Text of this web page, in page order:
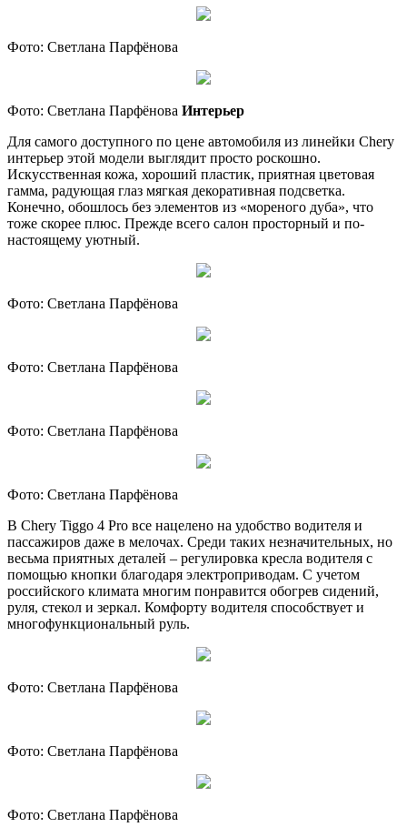
Фото: Светлана Парфёнова
Фото: Светлана Парфёнова Интерьер
Для самого доступного по цене автомобиля из линейки Chery
интерьер этой модели выглядит просто роскошно.
Искусственная кожа, хороший пластик, приятная цветовая
гамма, радующая глаз мягкая декоративная подсветка.
Конечно, обошлось без элементов из «мореного дуба», что
тоже скорее плюс. Прежде всего салон просторный и по-
настоящему уютный.
Фото: Светлана Парфёнова
Фото: Светлана Парфёнова
Фото: Светлана Парфёнова
Фото: Светлана Парфёнова
В Chery Tiggo 4 Pro все нацелено на удобство водителя и
пассажиров даже в мелочах. Среди таких незначительных, но
весьма приятных деталей – регулировка кресла водителя с
помощью кнопки благодаря электроприводам. С учетом
российского климата многим понравится обогрев сидений,
руля, стекол и зеркал. Комфорту водителя способствует и
многофункциональный руль.
Фото: Светлана Парфёнова
Фото: Светлана Парфёнова
Фото: Светлана Парфёнова